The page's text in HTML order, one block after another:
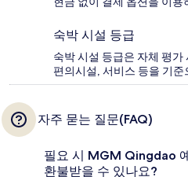
숙박 시설 등급
숙박 시설 등급은 자체 평
편의시설, 서비스 등을 기
자주 묻는 질문(FAQ)
필요 시 MGM Qingdao
환불받을 수 있나요?